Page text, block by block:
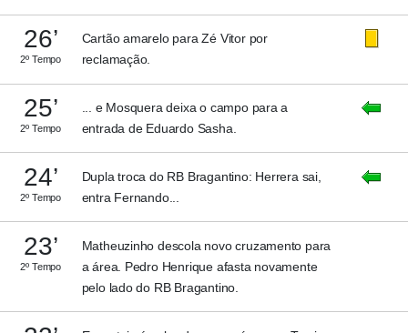
26’
2º Tempo
Cartão amarelo para Zé Vitor por
reclamação.
25’
2º Tempo
... e Mosquera deixa o campo para a
entrada de Eduardo Sasha.
24’
2º Tempo
Dupla troca do RB Bragantino: Herrera sai,
entra Fernando...
23’
2º Tempo
Matheuzinho descola novo cruzamento para
a área. Pedro Henrique afasta novamente
pelo lado do RB Bragantino.